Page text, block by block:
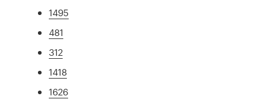
1495
481
312
1418
1626